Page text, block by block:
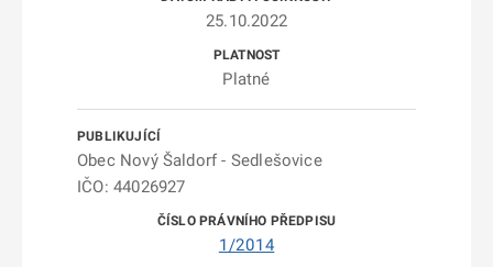
25.10.2022
Platné
Obec Nový Šaldorf - Sedlešovice
IČO: 44026927
1/2014